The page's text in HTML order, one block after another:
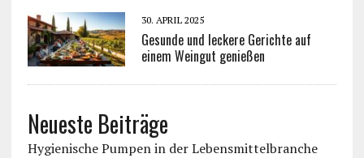
30. APRIL 2025
Gesunde und leckere Gerichte auf
einem Weingut genießen
Neueste Beiträge
Hygienische Pumpen in der Lebensmittelbranche